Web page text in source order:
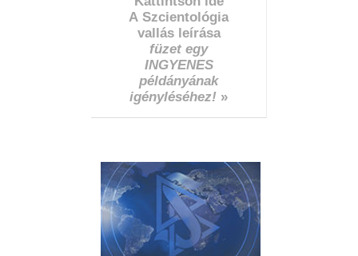
A Szcientológia
vallás leírása
füzet egy
INGYENES
példányának
igényléséhez! »